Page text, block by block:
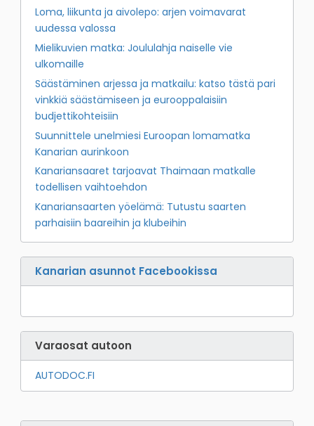
Loma, liikunta ja aivolepo: arjen voimavarat
uudessa valossa
Mielikuvien matka: Joululahja naiselle vie
ulkomaille
Säästäminen arjessa ja matkailu: katso tästä pari
vinkkiä säästämiseen ja eurooppalaisiin
budjettikohteisiin
Suunnittele unelmiesi Euroopan lomamatka
Kanarian aurinkoon
Kanariansaaret tarjoavat Thaimaan matkalle
todellisen vaihtoehdon
Kanariansaarten yöelämä: Tutustu saarten
parhaisiin baareihin ja klubeihin
Kanarian asunnot Facebookissa
Varaosat autoon
AUTODOC.FI